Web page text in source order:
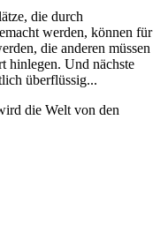
die durch
werden, können für
die anderen müssen
hinlegen. Und nächste
überflüssig...
die Welt von den